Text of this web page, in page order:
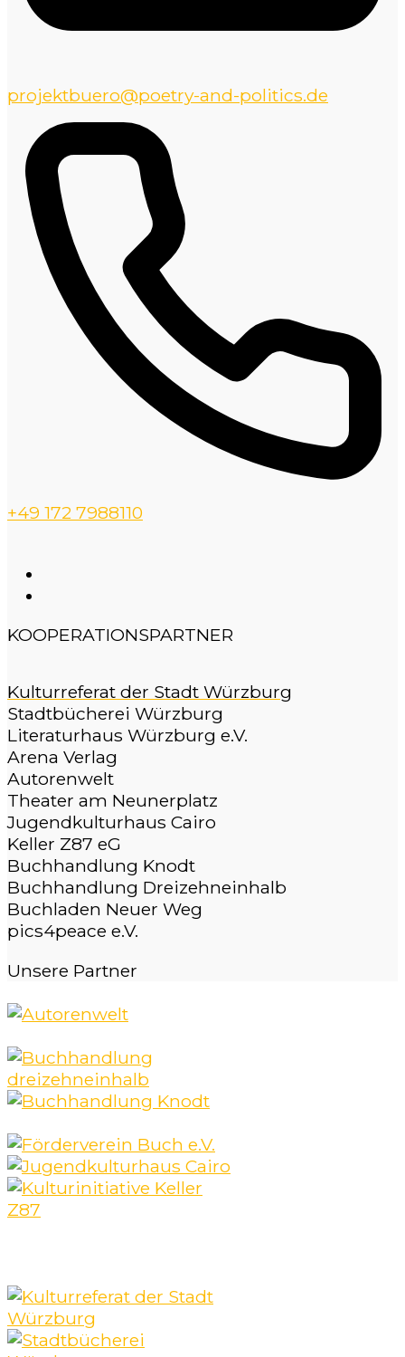
projektbuero@poetry-and-politics.de
+49 172 7988110
KOOPERATIONSPARTNER
Kulturreferat der Stadt Würzburg
Stadtbücherei Würzburg
Literaturhaus Würzburg e.V.
Arena Verlag
Autorenwelt
Theater am Neunerplatz
Jugendkulturhaus Cairo
Keller Z87 eG
Buchhandlung Knodt
Buchhandlung Dreizehneinhalb
Buchladen Neuer Weg
pics4peace e.V.
Unsere Partner